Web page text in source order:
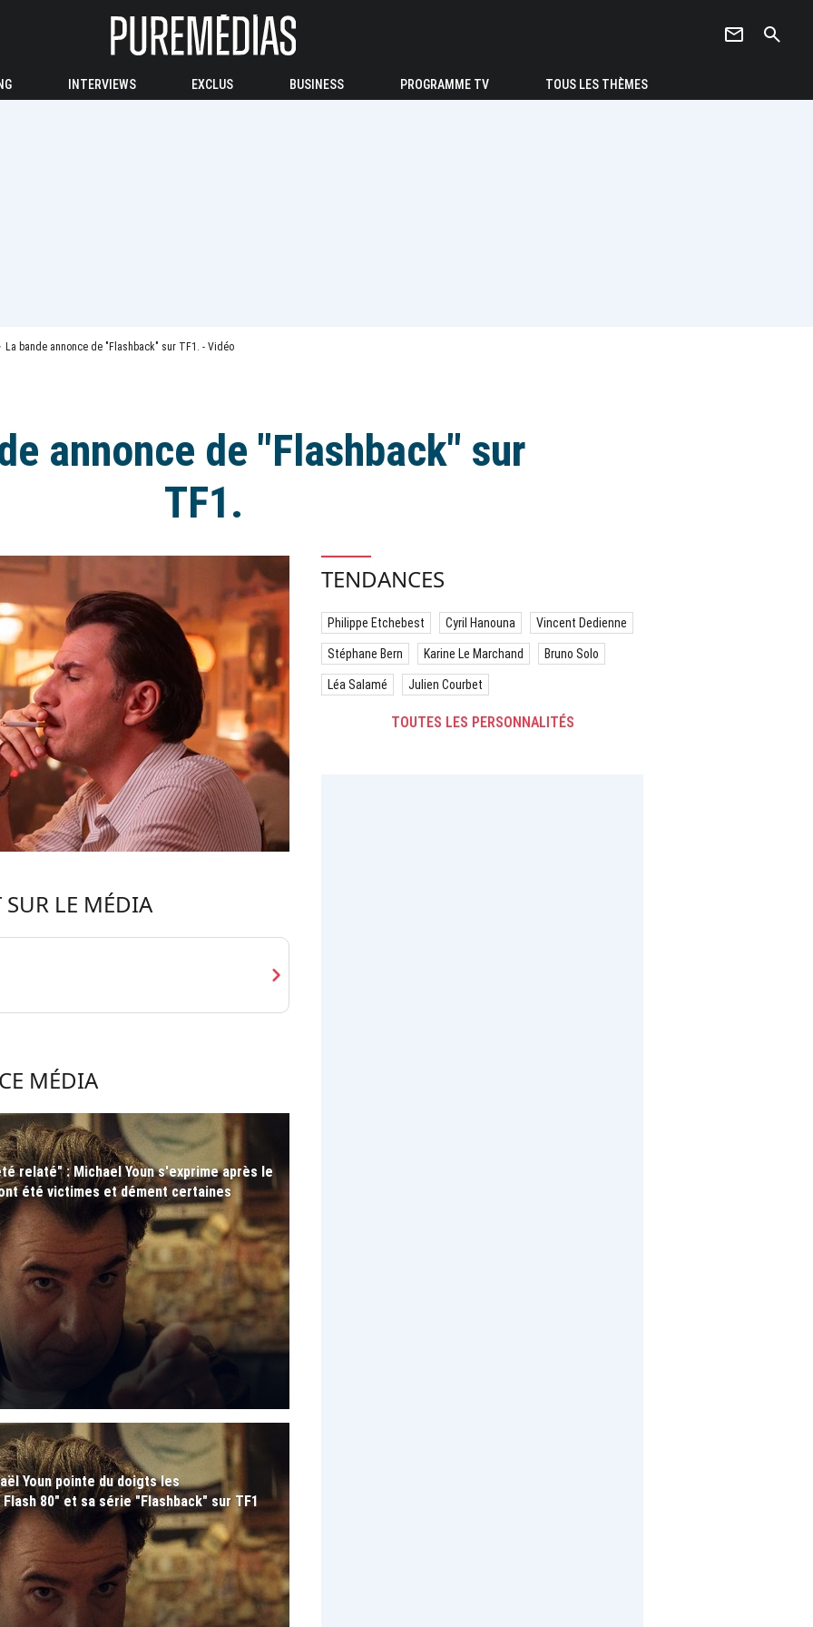
newsletter search
INTERVIEWS EXCLUS BUSINESS PROGRAMME TV TOUS LES THÈMES
La bande annonce de "Flashback" sur TF1. - Vidéo
annonce de "Flashback" sur
TF1.
SUR LE MÉDIA
chevron_right
MÉDIA
relaté" : Michael Youn s'exprime après le
été victimes et dément certaines
Youn pointe du doigts les
80" et sa série "Flashback" sur TF1
TENDANCES
Philippe Etchebest Cyril Hanouna Vincent Dedienne
Stéphane Bern Karine Le Marchand Bruno Solo
Léa Salamé Julien Courbet
TOUTES LES PERSONNALITÉS